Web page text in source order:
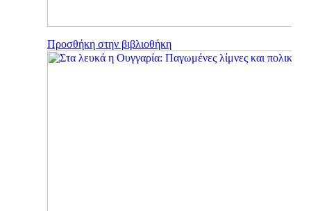
Προσθήκη στην βιβλιοθήκη